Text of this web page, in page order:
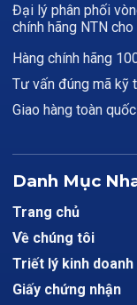
Đại lý phân phối
chính hãng NTN
Hàng chính hãng
Tư vấn đúng mã kỹ
Giao hàng toàn quốc
Danh Mục
Trang chủ
Về chúng tôi
Triết lý kinh doanh
Giấy chứng nhận